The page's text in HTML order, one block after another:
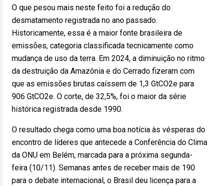
O que pesou mais neste feito foi a redução do
desmatamento registrada no ano passado.
Historicamente, essa é a maior fonte brasileira de
emissões, categoria classificada tecnicamente como
mudança de uso da terra. Em 2024, a diminuição no ritmo
da destruição da Amazônia e do Cerrado fizeram com
que as emissões brutas caíssem de 1,3 GtCO2e para
906 GtCO2e. O corte, de 32,5%, foi o maior da série
histórica registrada desde 1990.
O resultado chega como uma boa notícia às vésperas do
encontro de líderes que antecede a Conferência do Clima
da ONU em Belém, marcada para a próxima segunda-
feira (10/11). Semanas antes de receber mais de 190
para o debate internacional, o Brasil deu licença para a